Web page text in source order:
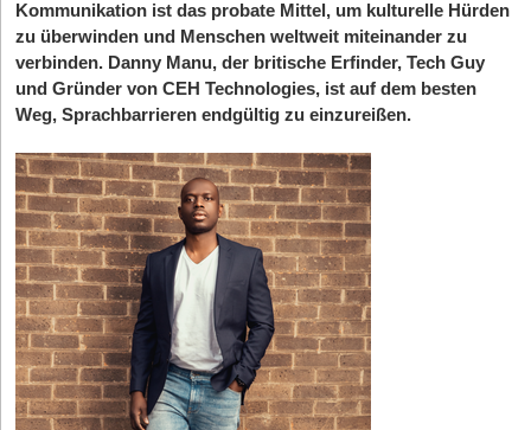
Kommunikation ist das probate Mittel, um kulturelle Hürden
zu überwinden und Menschen weltweit miteinander zu
verbinden. Danny Manu, der britische Erfinder, Tech Guy
und Gründer von CEH Technologies, ist auf dem besten
Weg, Sprachbarrieren endgültig zu einzureißen.